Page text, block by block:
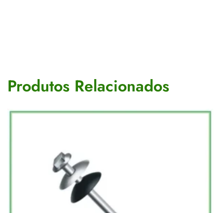
Produtos Relacionados